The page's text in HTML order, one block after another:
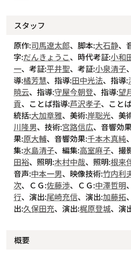
スタッフ
原作:司馬遼太郎、脚本:大石静、
字:だんきょうこ、時代考証:小和
一、考証:平井聖、考証:小泉清子
導:橘芳慧、指導:田中光法、指導:
暁云、指導:守屋今朝登、指導:望
貢、ことば指導:芦沢孝子、こと
統括:大加章雅、美術:岸聡光、美
川隆男、技術:宮路信広、音響効
果:原大輔、音響効果:千本木真純
集:水島清子、編集:高室麻子、撮
田裕、照明:木村中哉、照明:根来
音声:中本一男、映像技術:竹内利
次、ＣＧ:佐藤渉、ＣＧ:中澤哲明
行、演出:尾崎充信、演出:加藤拓
出:久保田充、演出:梶原登城、演
概要